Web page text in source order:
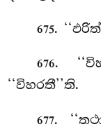
675.
676.
‘‘විහරතී’’ති.
677.